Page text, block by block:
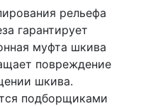
рельефа
гарантирует
муфта шкива
повреждение
шкива.
подборщиками